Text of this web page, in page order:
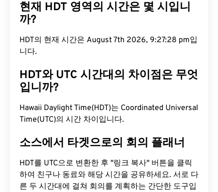
현재 HDT 영역의 시간은 몇 시입니
까?
HDT의 현재 시간은 August 7th 2026, 9:27:29 pm입
니다.
HDT와 UTC 시간대의 차이점은 무엇
입니까?
Hawaii Daylight Time(HDT)는 Coordinated Universal
Time(UTC)의 시간 차이입니다.
소스에서 타겟으로의 회의 플래너
HDT를 UTC으로 변환한 후 "링크 복사" 버튼을 클릭
하여 친구나 동료와 해당 시간을 공유하세요. 서로 다
른 두 시간대에 걸쳐 회의를 계획하는 간단한 도구입